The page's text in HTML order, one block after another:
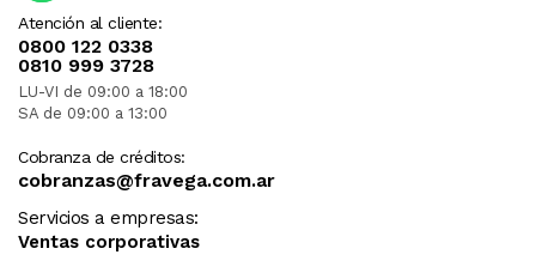
Atención al cliente:
0800 122 0338
0810 999 3728
LU-VI de 09:00 a 18:00
SA de 09:00 a 13:00
Cobranza de créditos:
cobranzas@fravega.com.ar
Servicios a empresas:
Ventas corporativas